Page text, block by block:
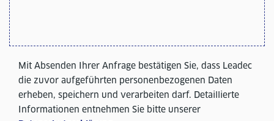
Mit Absenden Ihrer Anfrage bestätigen Sie, dass Leadec
die zuvor aufgeführten personenbezogenen Daten
erheben, speichern und verarbeiten darf. Detaillierte
Informationen entnehmen Sie bitte unserer